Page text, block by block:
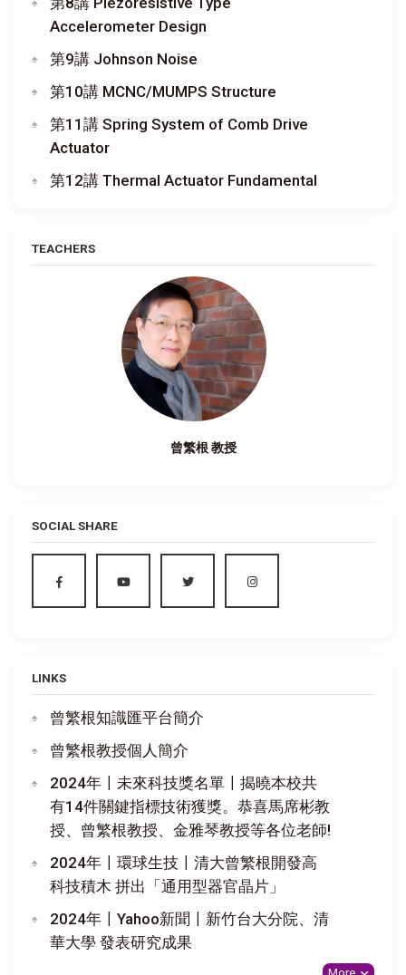
Accelerometer Design
第9講 Johnson Noise
第10講 MCNC/MUMPS Structure
第11講 Spring System of Comb Drive
Actuator
第12講 Thermal Actuator Fundamental
TEACHERS
曾繁根 教授
SOCIAL SHARE
LINKS
曾繁根知識匯平台簡介
曾繁根教授個人簡介
2024年〡未來科技獎名單〡揭曉本校共
有14件關鍵指標技術獲獎。恭喜馬席彬教
授、曾繁根教授、金雅琴教授等各位老師!
2024年〡環球生技〡清大曾繁根開發高
科技積木 拼出「通用型器官晶片」
2024年〡Yahoo新聞〡新竹台大分院、清
華大學 發表研究成果
More